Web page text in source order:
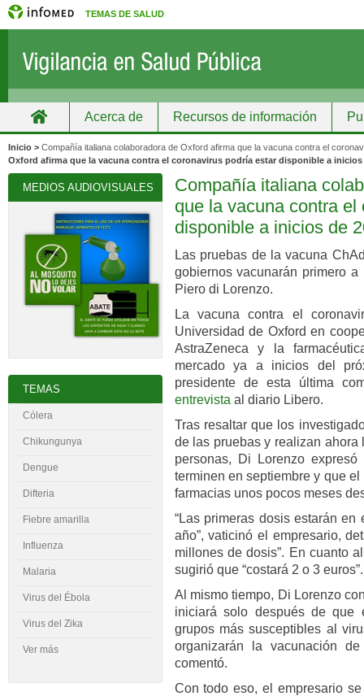
TEMAS DE SALUD
Acerca de Recursos de información
Grupos Recursos de información
Inicio > Compañía italiana colaboradora de Oxford afirma que la vacuna contra el
Oxford afirma que la vacuna contra el coronavirus podría estar disponible a inicios
Compañía italiana
que la vacuna contra
disponible a inicios de
Las pruebas de la vacuna
gobiernos vacunarán primero
Piero di Lorenzo.
La vacuna contra el
Universidad de Oxford en
AstraZeneca y la
mercado ya a inicios del
presidente de esta última
entrevista al diario Libero.
Tras resaltar que los
de las pruebas y realizan
personas, Di Lorenzo
terminen en septiembre y que
farmacias unos pocos meses
“Las primeras dosis estarán
año”, vaticinó el empresario,
millones de dosis”. En cuanto
sugirió que “costará 2 o 3 euros”.
Al mismo tiempo, Di Lorenzo
iniciará solo después de que
grupos más susceptibles al
organizarán la vacunación
comentó.
Con todo eso, el empresario
MEDIOS AUDIOVISUALES
TEMAS
Cólera
Chikungunya
Dengue
Difteria
Fiebre amarilla
Influenza
Malaria
Virus del Ébola
Virus del Zika
Ver más